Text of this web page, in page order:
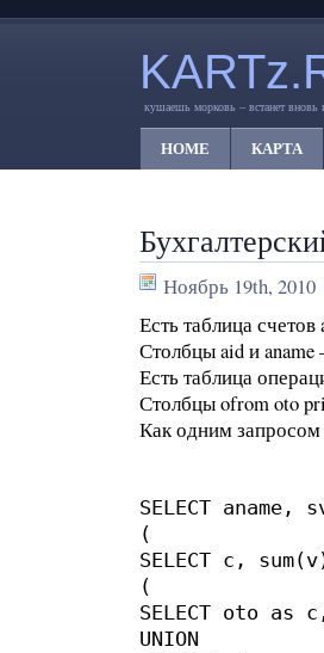
кушаешь морковь – встанет вновь
HOME КАРТА
Ноябрь 19th, 2010
Есть таблица счетов
Столбцы aid и
Есть таблица
Столбцы ofrom oto
Как одним запросом
SELECT aname,
(
SELECT c,
(
SELECT oto as
UNION